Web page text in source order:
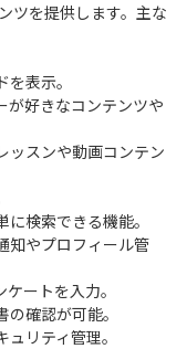
ツを提供します。主な
表示。
が好きなコンテンツや
ッスンや動画コンテン
検索できる機能。
知やプロフィール管
ートを入力。
確認が可能。
リティ管理。